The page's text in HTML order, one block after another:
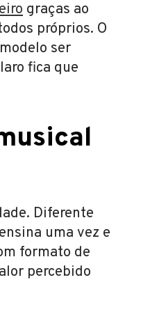
graças ao
próprios. O
ser
fica que
Diferente
uma vez e
formato de
percebido